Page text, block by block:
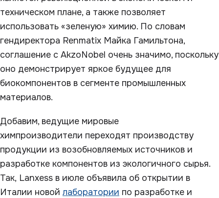
техническом плане, а также позволяет
использовать «зеленую» химию. По словам
гендиректора Renmatix Майка Гамильтона,
соглашение с AkzoNobel очень значимо, поскольку
оно демонстрирует яркое будущее для
биокомпонентов в сегменте промышленных
материалов.
Добавим, ведущие мировые
химпроизводители переходят производству
продукции из возобновляемых источников и
разработке компонентов из экологичного сырья.
Так, Lanxess в июле объявила об открытии в
Италии новой лаборатории по разработке и